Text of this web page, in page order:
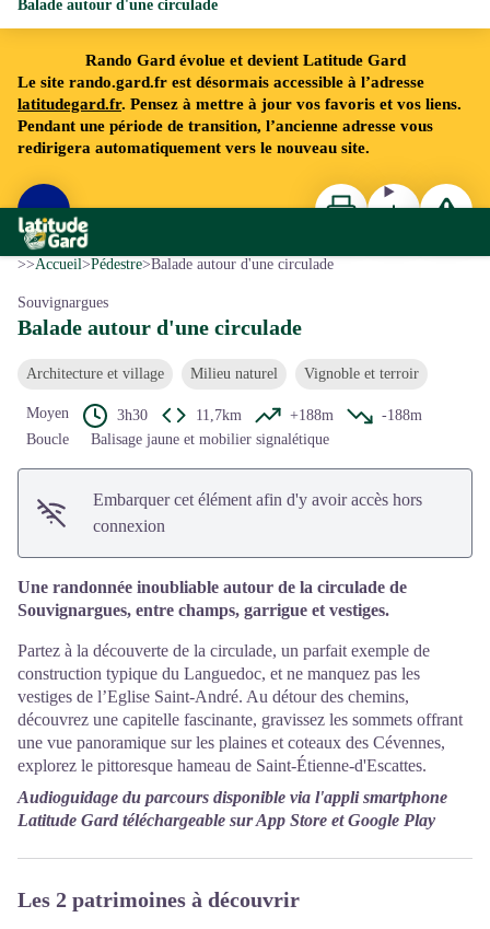
Rando Gard évolue et devient Latitude Gard
Le site rando.gard.fr est désormais accessible à l’adresse
latitudegard.fr. Pensez à mettre à jour vos favoris et vos liens.
Pendant une période de transition, l’ancienne adresse vous
redirigera automatiquement vers le nouveau site.
Rando Gard
Balade autour d'une circulade
ImprimerTéléchargerSignaler
>>Accueil>Pédestre>Balade autour d'une circulade
Souvignargues
Balade autour d'une circulade
Architecture et village Milieu naturel Vignoble et terroir
Moyen 3h30 11,7km +188m
-188m
Boucle
Balisage jaune et mobilier signalétique
Embarquer cet élément afin d'y avoir accès hors
connexion
Une randonnée inoubliable autour de la circulade de
Souvignargues, entre champs, garrigue et vestiges.
Partez à la découverte de la circulade, un parfait exemple de
construction typique du Languedoc, et ne manquez pas les
vestiges de l’Eglise Saint-André. Au détour des chemins,
découvrez une capitelle fascinante, gravissez les sommets offrant
une vue panoramique sur les plaines et coteaux des Cévennes,
explorez le pittoresque hameau de Saint-Étienne-d'Escattes.
Audioguidage du parcours disponible via l'appli smartphone
Latitude Gard téléchargeable sur App Store et Google Play
Les 2 patrimoines à découvrir